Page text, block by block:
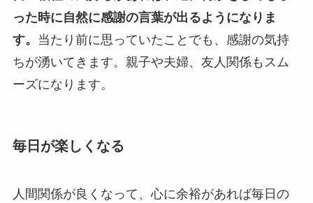
った時に自然に感謝の言葉が出るようになりま
す。 当たり前に思っていたことでも、感謝の気持
ちが湧いてきます。親子や夫婦、友人関係もスム
ーズになります。
毎日が楽しくなる
人間関係が良くなって、心に余裕があれば毎日の